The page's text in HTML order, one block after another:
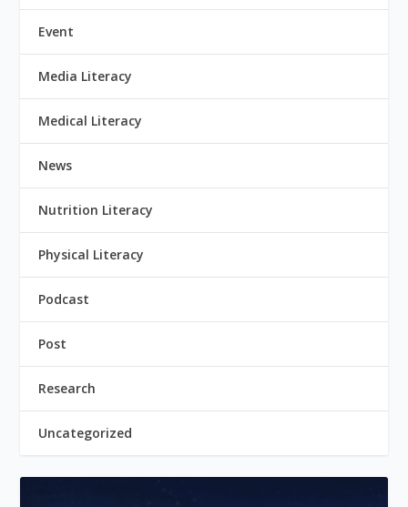
Event
Media Literacy
Medical Literacy
News
Nutrition Literacy
Physical Literacy
Podcast
Post
Research
Uncategorized